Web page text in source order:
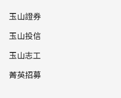
玉山證券
玉山投信
玉山志工
菁英招募